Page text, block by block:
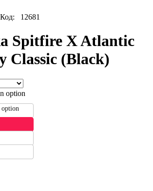
Код: 12681
Spitfire X Atlantic
Classic (Black)
option
option